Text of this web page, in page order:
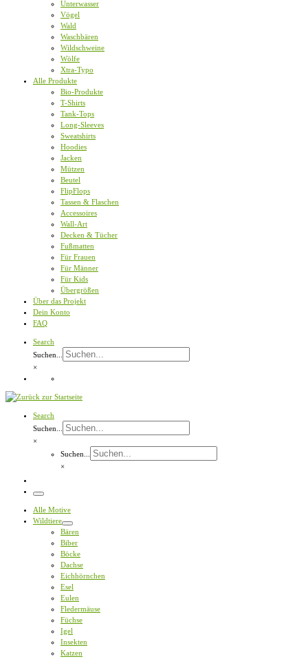
Unterwasser
Vögel
Wald
Waschbären
Wildschweine
Wölfe
Xtra-Typo
Alle Produkte
Bio-Produkte
T-Shirts
Tank-Tops
Long-Sleeves
Sweatshirts
Hoodies
Jacken
Mützen
Beutel
FlipFlops
Tassen & Flaschen
Accessoires
Wall-Art
Decken & Tücher
Fußmatten
Für Frauen
Für Männer
Für Kids
Übergrößen
Über das Projekt
Dein Konto
FAQ
Search
Suchen...
×
Search
Suchen...
×
Suchen...
×
Menü
Alle Motive
Wildtiere
Bären
Biber
Böcke
Dachse
Eichhörnchen
Esel
Eulen
Fledermäuse
Füchse
Igel
Insekten
Katzen